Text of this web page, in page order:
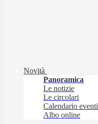
Novità
Panoramica
Le notizie
Le circolari
Calendario eventi
Albo online